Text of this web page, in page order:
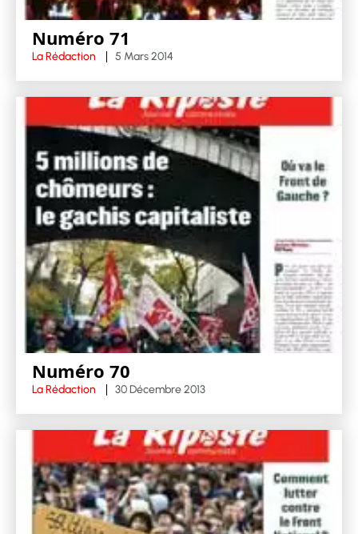
Numéro 71
La Rédaction 5 Mars 2014
Numéro 70
La Rédaction 30 Décembre 2013